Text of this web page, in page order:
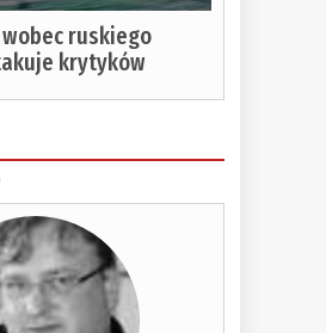
ruskiego
krytyków